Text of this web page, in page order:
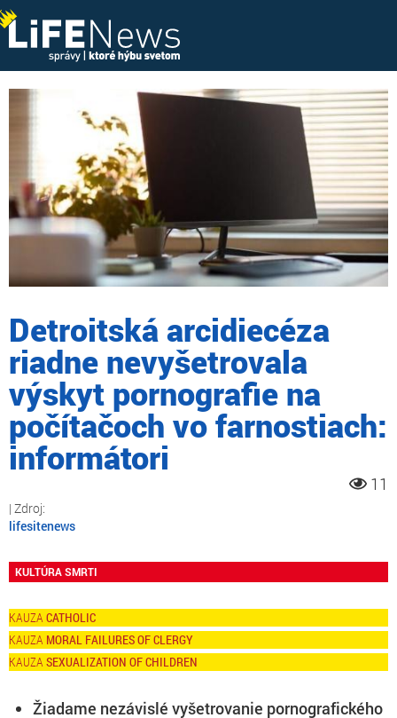
Detroitská arcidiecéza
riadne nevyšetrovala
výskyt pornografie na
počítačoch vo farnostiach:
informátori
11
lifesitenews
KULTÚRA SMRTI
CATHOLIC
MORAL FAILURES OF CLERGY
SEXUALIZATION OF CHILDREN
Žiadame nezávislé vyšetrovanie pornografického